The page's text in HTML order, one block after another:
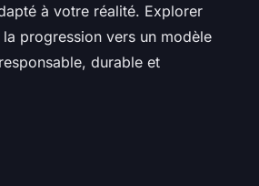
à votre réalité. Explorer
progression vers un modèle
durable et